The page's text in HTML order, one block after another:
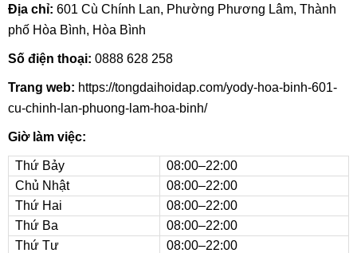
Địa chỉ: 601 Cù Chính Lan, Phường Phương Lâm, Thành
phố Hòa Bình, Hòa Bình
Số điện thoại: 0888 628 258
Trang web: https://tongdaihoidap.com/yody-hoa-binh-601-
cu-chinh-lan-phuong-lam-hoa-binh/
Giờ làm việc:
Thứ Bảy
08:00–22:00
Chủ Nhật
08:00–22:00
Thứ Hai
08:00–22:00
Thứ Ba
08:00–22:00
Thứ Tư
08:00–22:00